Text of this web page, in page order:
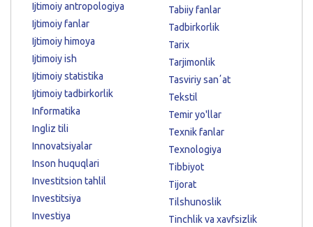
Ijtimoiy antropologiya
Ijtimoiy fanlar
Ijtimoiy himoya
Ijtimoiy ish
Ijtimoiy statistika
Ijtimoiy tadbirkorlik
Informatika
Ingliz tili
Innovatsiyalar
Inson huquqlari
Investitsion tahlil
Investitsiya
Investiya
Tabiiy fanlar
Tadbirkorlik
Tarix
Tarjimonlik
Tasviriy sanʼat
Tekstil
Temir yo'llar
Texnik fanlar
Texnologiya
Tibbiyot
Tijorat
Tilshunoslik
Tinchlik va xavfsizlik